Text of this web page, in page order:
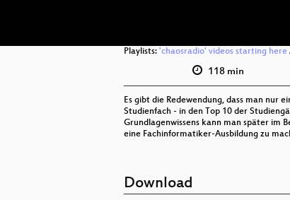
Playlists: 'chaosradio' videos starting here
118 min
Es gibt die Redewendung, dass man nur
Studienfach - in den Top 10 der
Grundlagenwissens kann man später im
eine Fachinformatiker-Ausbildung zu
Download